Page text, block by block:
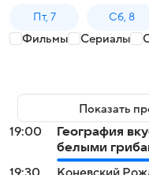
Пт, 7 Сб, 8
Фильмы Сериалы
Показать
19:00
География
белыми